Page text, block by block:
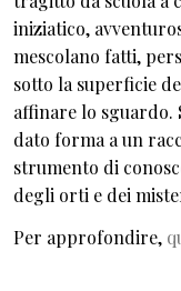
iniziatico,
mescolano fatti,
sotto la superficie
affinare lo sguardo.
dato forma a un
strumento di
degli orti e dei
Per approfondire,